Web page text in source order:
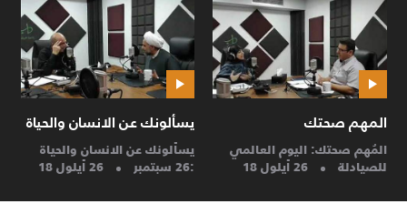
المهم صحتك
المُهم صحتك: اليوم العالمي
للصيادلة 26 أيلول 18
يسألونك عن الانسان والحياة
يسألونك عن الانسان والحياة
:26 سبتمبر 26 أيلول 18